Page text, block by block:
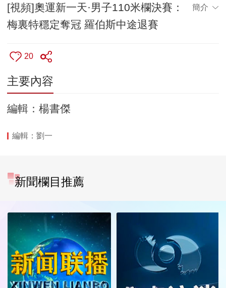
[視頻]奧運新一天·男子110米欄決賽：
梅裏特穩定奪冠 羅伯斯中途退賽
簡介
20
主要內容
編輯：楊書傑
編輯：劉一
新聞欄目推薦